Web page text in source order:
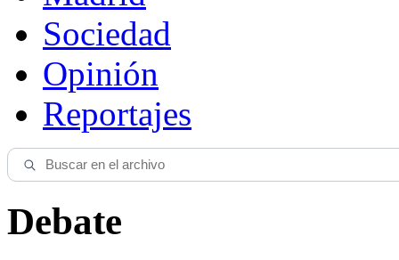
Sociedad
Opinión
Reportajes
Debate